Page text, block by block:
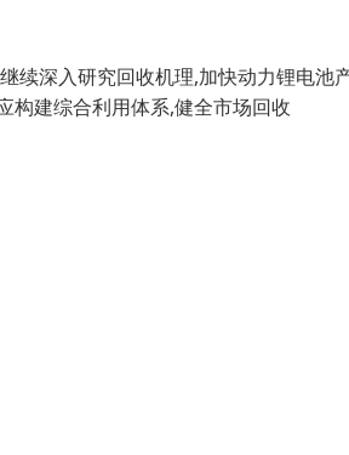
续深入研究回收机理,加快动力锂电池
构建综合利用体系,健全市场回收